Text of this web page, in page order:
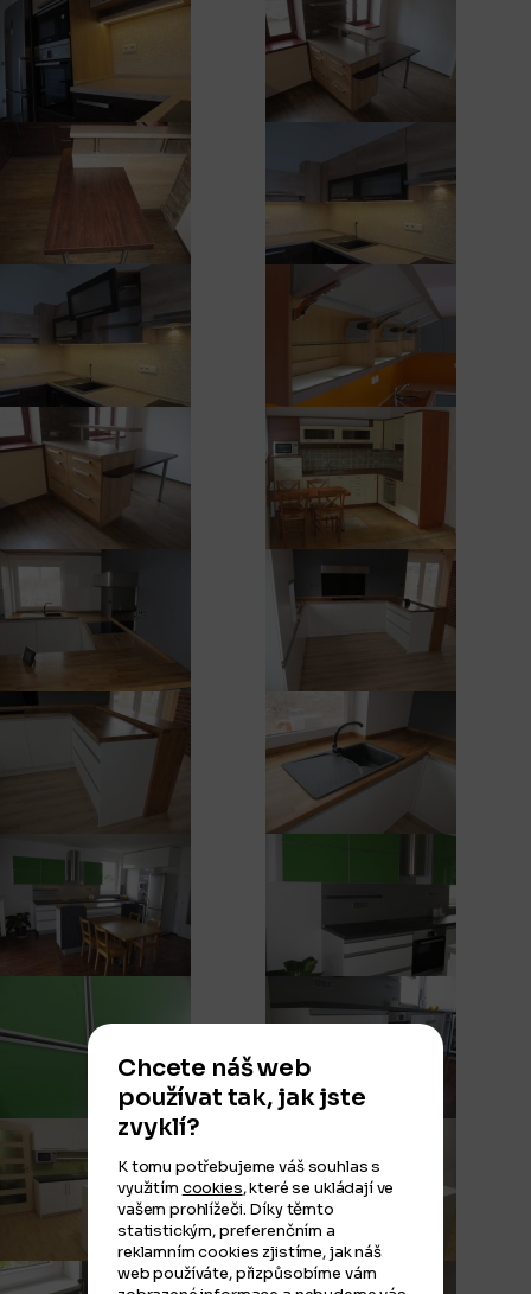
Chcete náš web
používat tak, jak jste
zvyklí?
K tomu potřebujeme váš souhlas s
využitím cookies, které se ukládají ve
vašem prohlížeči. Díky těmto
statistickým, preferenčním a
reklamním cookies zjistíme, jak náš
web používáte, přizpůsobíme vám